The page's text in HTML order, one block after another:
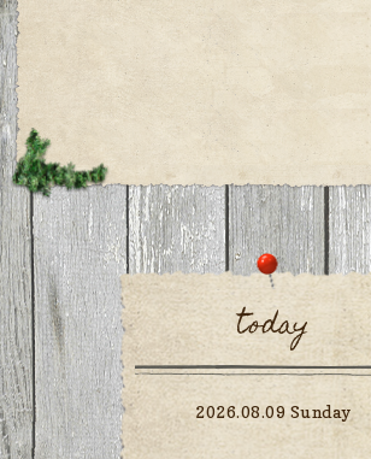
today
2026.08.09 Sunday